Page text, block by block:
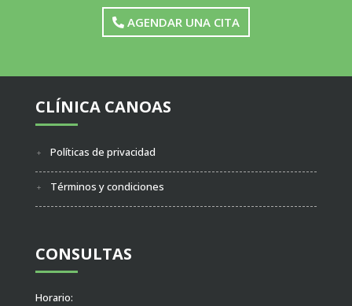
AGENDAR UNA CITA
CLÍNICA CANOAS
Políticas de privacidad
Términos y condiciones
CONSULTAS
Horario: